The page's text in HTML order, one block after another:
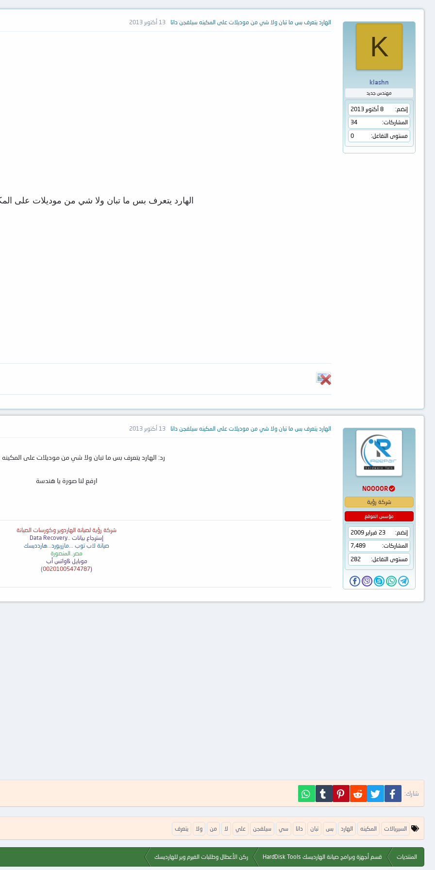
K
klashn
مهندس جديد
إنضم
8 أكتوبر 2013
المشاركات
34
مستوى التفاعل
0
الهارد يتعرف بس ما تبان ولا شي من موديلات على المكينه سيلفجن داتا 13 أكتوبر 2013
الهارد يتعرف بس ما تبان ولا شي من موديلات على
NOOOOR
شركة رؤية
مؤسس الموقع
إنضم
23 فبراير 2009
المشاركات
7,489
مستوى التفاعل
282
الهارد يتعرف بس ما تبان ولا شي من موديلات على المكينه سيلفجن داتا 13 أكتوبر 2013
رد: الهارد يتعرف بس ما تبان ولا شي من موديلات على المكينه
ارفع لنا صورة يا هندسة
شركة رؤية لصيانة الهاردوير وكورسات الصيانة
إسترجاع بيانات .. Data Recovery
صيانة لاب توب ...مازربورد...هاردديسك
مصر..المنصورة
موبايل &واتس أب
(
00201005474787
)
شارك: فيسبوك تويتر Reddit
Pinterest
Tumblr
ا
ل
م
السيريالات المكينه الهارد بس تبان داتا سي سيلفجن علي لا من ولا يتعرف
المنتديات قسم أجهزة وبرامج صيانة الهارديسك HardDisk Tools ركن الأعطال وطلبات الفيرم وير للهارديسك